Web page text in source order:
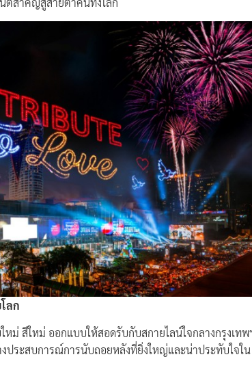
ลก
หม่ สีใหม่ ออกแบบให้สอดรับกับสกายไลน์ใจกลางกรุงเทพฯ
ประสบการณ์การนับถอยหลังที่ยิ่งใหญ่และน่าประทับใจใน